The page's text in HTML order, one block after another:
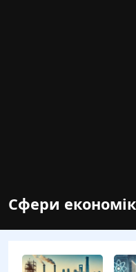
Сфери